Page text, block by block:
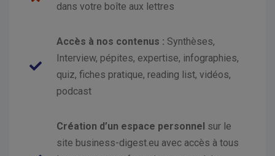
dans votre boîte aux lettres
Accès à nos contenus : Synthèses,
Interview, pépites, expertise, infographies,
quiz, fiches pratique, reading list, vidéos,
podcast
Création d’un espace personnel sur le
site business-digest.eu avec accès à tous